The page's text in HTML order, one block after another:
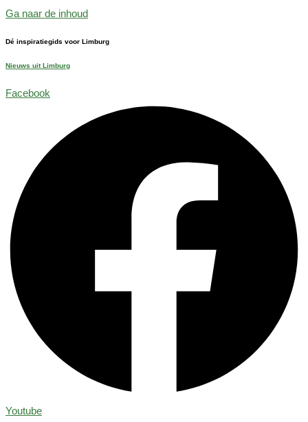
Ga naar de inhoud
Dé inspiratiegids voor Limburg
Nieuws uit Limburg
Facebook
Youtube